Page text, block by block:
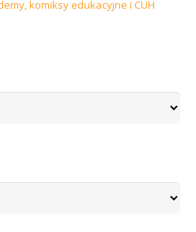
komiksy edukacyjne i CUH